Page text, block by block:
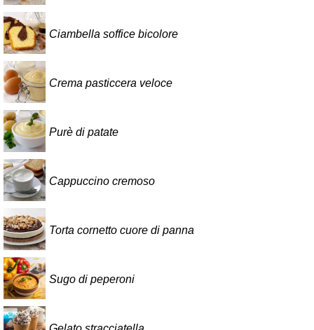
Ciambella soffice bicolore
Crema pasticcera veloce
Purè di patate
Cappuccino cremoso
Torta cornetto cuore di panna
Sugo di peperoni